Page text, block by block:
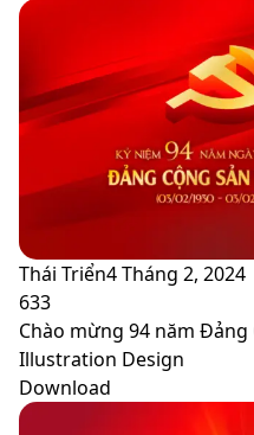
Thái Triển4 Tháng 2, 2024
633
Chào mừng 94 năm Đảng
Illustration Design
Download